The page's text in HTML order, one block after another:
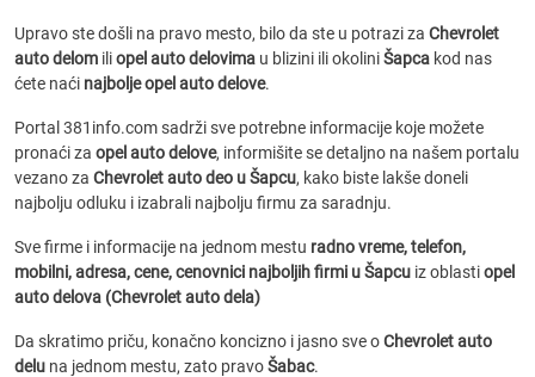
Upravo ste došli na pravo mesto, bilo da ste u potrazi za Chevrolet
auto delom iliopel auto delovima u blizini ili okoliniŠapca kod nas
ćete naći najbolje opel auto delove.
Portal 381info.com sadrži sve potrebne informacije koje možete
pronaći za opel auto delove, informišite se detaljno na našem portalu
vezano za Chevrolet auto deo u Šapcu, kako biste lakše doneli
najbolju odluku i izabrali najbolju firmu za saradnju.
Sve firme i informacije na jednom mestu radno vreme, telefon,
mobilni, adresa, cene, cenovnici najboljih firmi u Šapcu iz oblastiopel
auto delova (Chevrolet auto dela)
Da skratimo priču, konačno koncizno i jasno sve oChevrolet auto
delu na jednom mestu, zato pravoŠabac.